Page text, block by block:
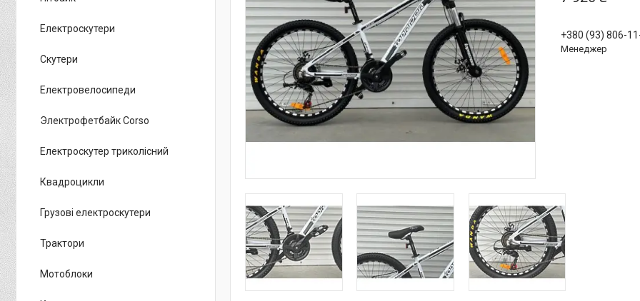
+380 (93) 806-
Менеджер
Електроскутери
Скутери
Електровелосипеди
Электрофетбайк Corso
Електроскутер триколісний
Квадроцикли
Грузові електроскутери
Трактори
Мотоблоки